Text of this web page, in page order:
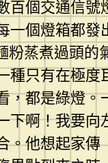
個交通信
個燈箱都發
蒸煮過頭的
只有在極
都是綠燈
啊！我要
他想起家